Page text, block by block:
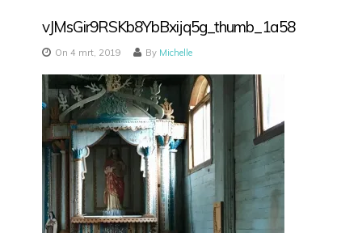
vJMsGir9RSKb8YbBxijq5g_thumb_1a58
On 4 mrt, 2019 By Michelle